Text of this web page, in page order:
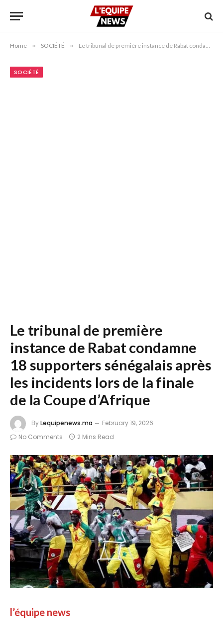
Home » SOCIÉTÉ » Le tribunal de première instance de Rabat condamne 18 supporters sénégalais après les incidents lors de la finale de la Coupe d’Afrique
SOCIÉTÉ
Le tribunal de première
instance de Rabat condamne
18 supporters sénégalais après
les incidents lors de la finale
de la Coupe d’Afrique
ByLequipenews.ma
February 19, 2026
No Comments
2 Mins Read
l’équipe news